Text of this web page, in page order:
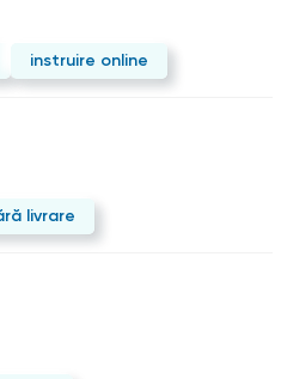
instruire online
livrare